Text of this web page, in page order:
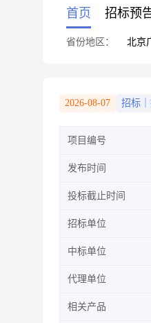
首页 招标预
省份地区： 北京
2026-08-07 招标
项目编号
发布时间
投标截止时间
招标单位
中标单位
代理单位
相关产品